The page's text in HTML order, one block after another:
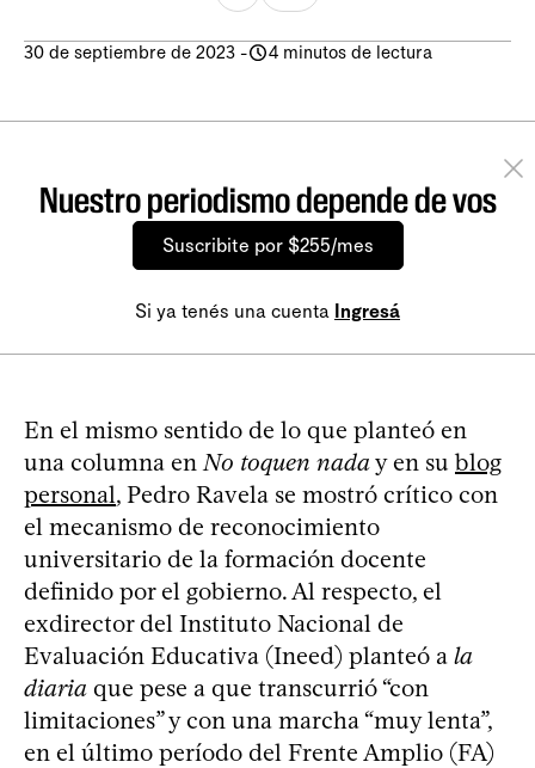
30 de septiembre de 2023 - 4 minutos de lectura
Nuestro periodismo depende de vos
Suscribite por $255/mes
Si ya tenés una cuenta Ingresá
En el mismo sentido de lo que planteó en
una columna en No toquen naday en su blog
personal, Pedro Ravela se mostró crítico con
el mecanismo de reconocimiento
universitario de la formación docente
definido por el gobierno. Al respecto, el
exdirector del Instituto Nacional de
Evaluación Educativa (Ineed) planteó a la
diaria que pese a que transcurrió “con
limitaciones” y con una marcha “muy lenta”,
en el último período del Frente Amplio (FA)